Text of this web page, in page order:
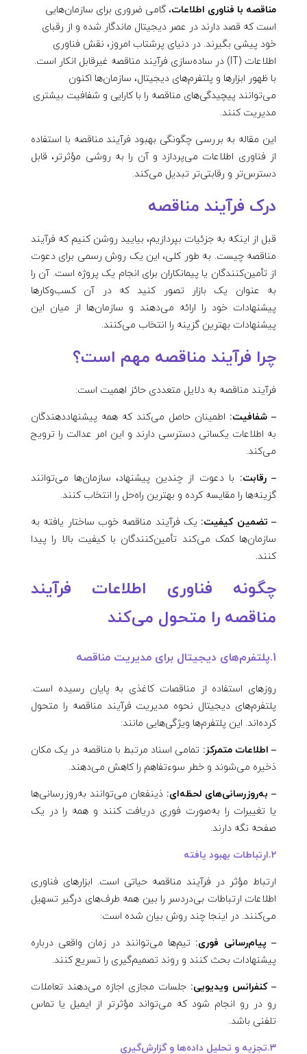
مناقصه با فناوری اطلاعات، گامی ضروری برای سازمان‌هایی
است که قصد دارند در عصر دیجیتال ماندگار شده و از رقبای
خود پیشی بگیرند. در دنیای پرشتاب امروز، نقش فناوری
اطلاعات (IT) در ساده‌سازی فرآیند مناقصه غیرقابل انکار است.
با ظهور ابزارها و پلتفرم‌های دیجیتال، سازمان‌ها اکنون
می‌توانند پیچیدگی‌های مناقصه را با کارایی و شفافیت بیشتری
مدیریت کنند.
این مقاله به بررسی چگونگی بهبود فرآیند مناقصه با استفاده
از فناوری اطلاعات می‌پردازد و آن را به روشی مؤثرتر، قابل
دسترس‌تر و رقابتی‌تر تبدیل می‌کند.
درک فرآیند مناقصه
قبل از اینکه به جزئیات بپردازیم، بیایید روشن کنیم که فرآیند
مناقصه چیست. به طور کلی، این یک روش رسمی برای دعوت
از تأمین‌کنندگان یا پیمانکاران برای انجام یک پروژه است. آن را
به عنوان یک بازار تصور کنید که در آن کسب‌وکارها
پیشنهادات خود را ارائه می‌دهند و سازمان‌ها از میان این
پیشنهادات بهترین گزینه را انتخاب می‌کنند.
چرا فرآیند مناقصه مهم است؟
فرآیند مناقصه به دلایل متعددی حائز اهمیت است:
– شفافیت: اطمینان حاصل می‌کند که همه پیشنهاددهندگان
به اطلاعات یکسانی دسترسی دارند و این امر عدالت را ترویج
می‌کند.
– رقابت: با دعوت از چندین پیشنهاد، سازمان‌ها می‌توانند
گزینه‌ها را مقایسه کرده و بهترین راه‌حل را انتخاب کنند.
– تضمین کیفیت: یک فرآیند مناقصه خوب ساختار یافته به
سازمان‌ها کمک می‌کند تأمین‌کنندگان با کیفیت بالا را پیدا
کنند.
چگونه فناوری اطلاعات فرآیند
مناقصه را متحول می‌کند
1.پلتفرم‌های دیجیتال برای مدیریت مناقصه
روزهای استفاده از مناقصات کاغذی به پایان رسیده است.
پلتفرم‌های دیجیتال نحوه مدیریت فرآیند مناقصه را متحول
کرده‌اند. این پلتفرم‌ها ویژگی‌هایی مانند:
– اطلاعات متمرکز: تمامی اسناد مرتبط با مناقصه در یک مکان
ذخیره می‌شوند و خطر سوءتفاهم را کاهش می‌دهند.
– به‌روزرسانی‌های لحظه‌ای: ذینفعان می‌توانند به‌روزرسانی‌ها
یا تغییرات را به‌صورت فوری دریافت کنند و همه را در یک
صفحه نگه دارند.
2.ارتباطات بهبود یافته
ارتباط مؤثر در فرآیند مناقصه حیاتی است. ابزارهای فناوری
اطلاعات ارتباطات بی‌دردسر را بین همه طرف‌های درگیر تسهیل
می‌کنند. در اینجا چند روش بیان شده است:
– پیام‌رسانی فوری: تیم‌ها می‌توانند در زمان واقعی درباره
پیشنهادات بحث کنند و روند تصمیم‌گیری را تسریع کنند.
– کنفرانس ویدیویی: جلسات مجازی اجازه می‌دهند تعاملات
رو در رو انجام شود که می‌تواند مؤثرتر از ایمیل یا تماس
تلفنی باشد.
3.تجزیه و تحلیل داده‌ها و گزارش‌گیری